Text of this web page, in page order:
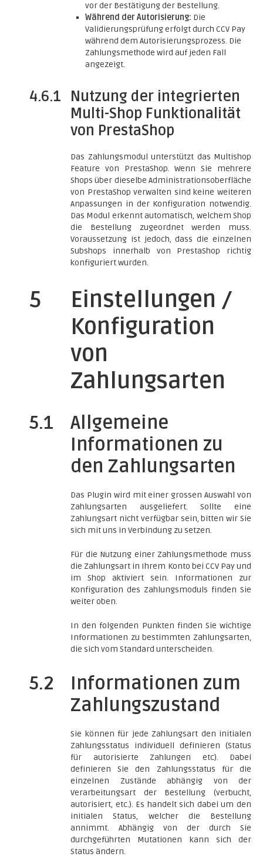
vor der Bestätigung der Bestellung.
Während der Autorisierung: Die
Validierungsprüfung erfolgt durch CCV Pay
während dem Autorisierungsprozess. Die
Zahlungsmethode wird auf jeden Fall
angezeigt.
4.6.1
Nutzung der integrierten
Multi-Shop Funktionalität
von PrestaShop
Das Zahlungsmodul unterstützt das Multishop
Feature von PrestaShop. Wenn Sie mehrere
Shops über dieselbe Administrationsoberfläche
von PrestaShop verwalten sind keine weiteren
Anpassungen in der Konfiguration notwendig.
Das Modul erkennt automatisch, welchem Shop
die Bestellung zugeordnet werden muss.
Voraussetzung ist jedoch, dass die einzelnen
Subshops innerhalb von PrestaShop richtig
konfiguriert wurden.
5
Einstellungen /
Konfiguration
von
Zahlungsarten
5.1
Allgemeine
Informationen zu
den Zahlungsarten
Das Plugin wird mit einer grossen Auswahl von
Zahlungsarten ausgeliefert. Sollte eine
Zahlungsart nicht verfügbar sein, bitten wir Sie
sich mit uns in Verbindung zu setzen.
Für die Nutzung einer Zahlungsmethode muss
die Zahlungsart in Ihrem Konto bei CCV Pay und
im Shop aktiviert sein. Informationen zur
Konfiguration des Zahlungsmoduls finden Sie
weiter oben.
In den folgenden Punkten finden Sie wichtige
Informationen zu bestimmten Zahlungsarten,
die sich vom Standard unterscheiden.
5.2
Informationen zum
Zahlungszustand
Sie können für jede Zahlungsart den initialen
Zahlungsstatus individuell definieren (Status
für autorisierte Zahlungen etc). Dabei
definieren Sie den Zahlungsstatus für die
einzelnen Zustände abhängig von der
Verarbeitungsart der Bestellung (verbucht,
autorisiert, etc.). Es handelt sich dabei um den
initialen Status, welcher die Bestellung
annimmt. Abhängig von der durch Sie
durchgeführten Mutationen kann sich der
Status ändern.